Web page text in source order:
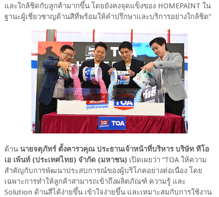
และใกล้ชิดกับลูกค้ามากขึ้น โดยยังคงจุดแข็งของ HOMEPAINT ใน
ฐานะผู้เชี่ยวชาญด้านสีที่พร้อมให้คำปรึกษาและบริการอย่างใกล้ชิด”
ด้าน นายจตุภัทร์ ตั้งคารวคุณ ประธานเจ้าหน้าที่บริหาร บริษัท ทีโอ
เอ เพ้นท์ (ประเทศไทย) จำกัด (มหาชน)เปิดเผยว่า “TOA ให้ความ
สำคัญกับการพัฒนาประสบการณ์ของผู้บริโภคอย่างต่อเนื่อง โดย
เฉพาะการทำให้ลูกค้าสามารถเข้าถึงผลิตภัณฑ์ ความรู้ และ
Solution ด้านสีได้ง่ายขึ้น เข้าใจง่ายขึ้น และเหมาะสมกับการใช้งาน